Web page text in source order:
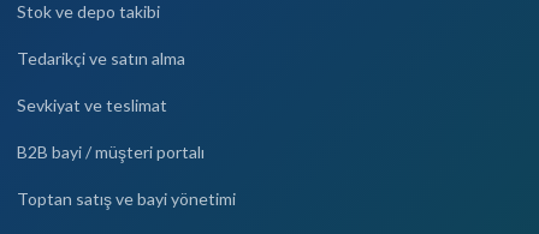
Stok ve depo takibi
Tedarikçi ve satın alma
Sevkiyat ve teslimat
B2B bayi / müşteri portalı
Toptan satış ve bayi yönetimi